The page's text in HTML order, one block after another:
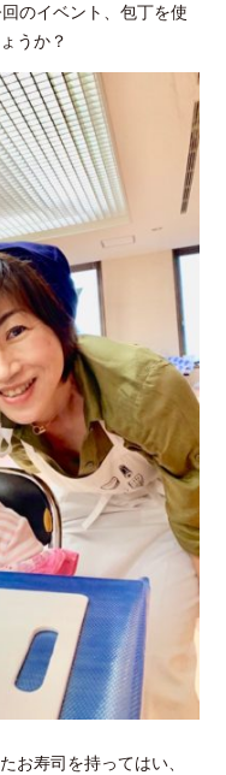
のイベント、包丁を使
うか？
お寿司を持ってはい、